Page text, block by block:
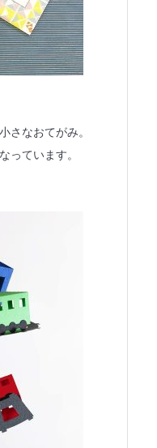
さなおてがみ。
っています。